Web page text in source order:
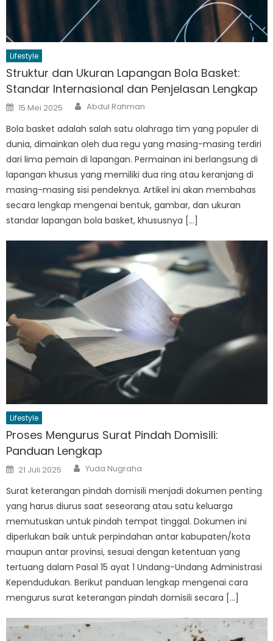
Lifestyle
Struktur dan Ukuran Lapangan Bola Basket:
Standar Internasional dan Penjelasan Lengkap
Posted
on
15 Mei 2025 Author
Abdul Rahman
Bola basket adalah salah satu olahraga tim yang populer di
dunia, dimainkan oleh dua regu yang masing-masing terdiri
dari lima pemain di lapangan. Permainan ini berlangsung di
lapangan khusus yang memiliki dua ring atau keranjang di
masing-masing sisi pendeknya. Artikel ini akan membahas
secara lengkap mengenai bentuk, gambar, dan ukuran
standar lapangan bola basket, khususnya […]
Lifestyle
Proses Mengurus Surat Pindah Domisili:
Panduan Lengkap
Posted
on
21 Juli 2025 Author
Yuda Nugraha
Surat keterangan pindah domisili menjadi dokumen penting
yang harus diurus saat seseorang atau satu keluarga
memutuskan untuk pindah tempat tinggal. Dokumen ini
diperlukan baik untuk perpindahan antar kabupaten/kota
maupun antar provinsi, sesuai dengan ketentuan yang
tertuang dalam Pasal 15 ayat 1 Undang-Undang Administrasi
Kependudukan. Berikut panduan lengkap mengenai cara
mengurus surat keterangan pindah domisili secara […]